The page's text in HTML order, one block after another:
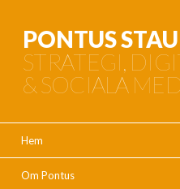
PONTUS
STRATEGI,
& SOCIALA
Hem
Om Pontus